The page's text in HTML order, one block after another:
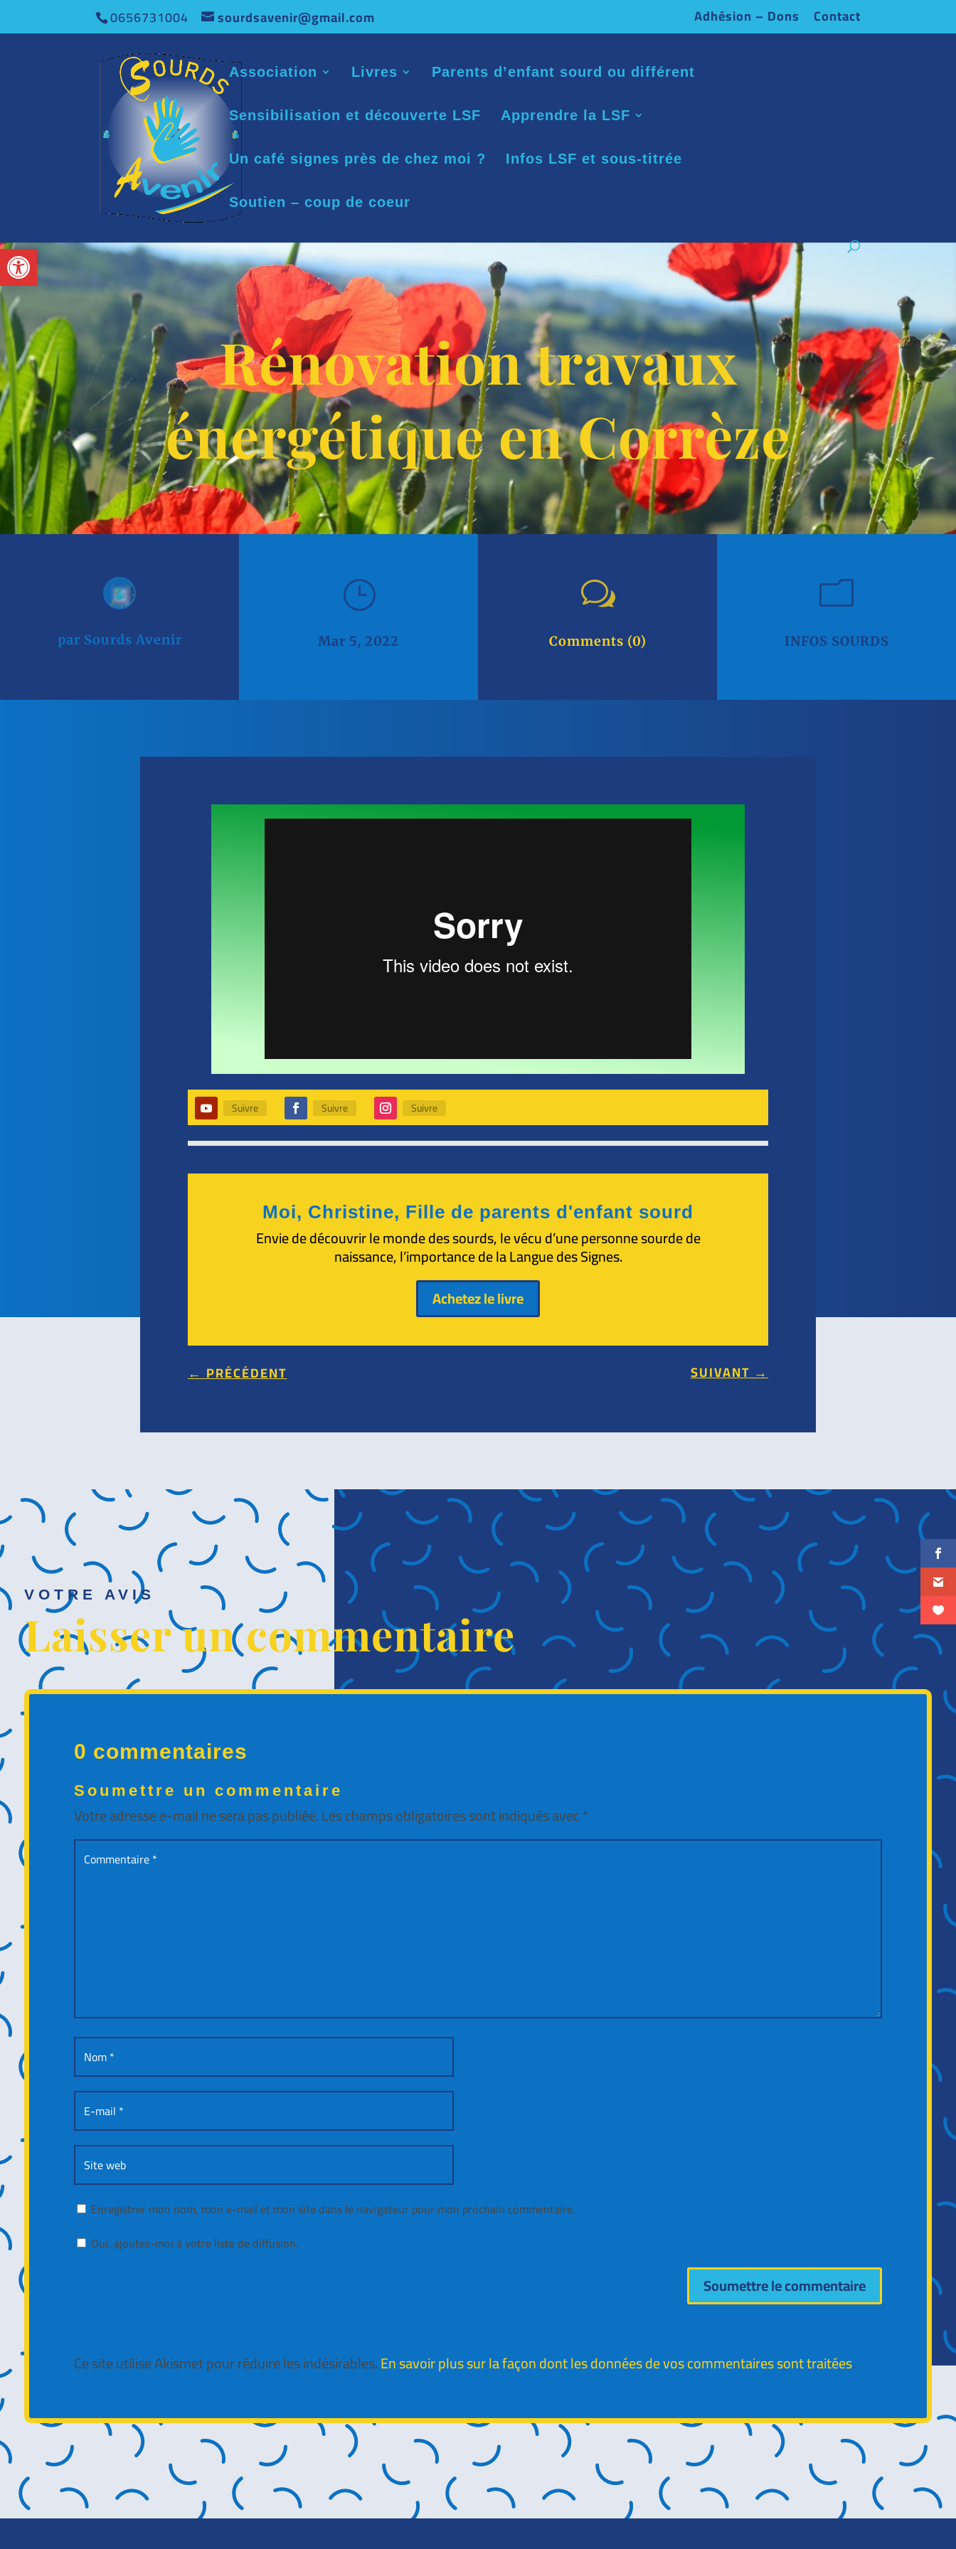
Ouvrir la barre d’outils
0656731004 sourdsavenir@gmail.com Adhésion – Dons Contact
Association Livres Parents d’enfant sourd ou différent
Sensibilisation et découverte LSF Apprendre la LSF
Un café signes près de chez moi ? Infos LSF et sous-titrée
Soutien – coup de coeur
Rénovation travaux
énergétique en Corrèze
par Sourds Avenir
}
Mar 5, 2022
w
Comments (0)
m
INFOS SOURDS
Suivre Suivre Suivre
Moi, Christine, Fille de parents d'enfant sourd
Envie de découvrir le monde des sourds, le vécu d’une personne sourde de
naissance, l’importance de la Langue des Signes.
Achetez le livre
←PRÉCÉDENT SUIVANT→
VOTRE AVIS
Laisser un commentaire
0 commentaires
Soumettre un commentaire
Votre adresse e-mail ne sera pas publiée.Les champs obligatoires sont indiqués avec*
Enregistrer mon nom, mon e-mail et mon site dans le navigateur pour mon prochain commentaire.
Oui, ajoutez-moi à votre liste de diffusion.
Soumettre le commentaire
Ce site utilise Akismet pour réduire les indésirables.En savoir plus sur la façon dont les données de vos commentaires sont traitées.